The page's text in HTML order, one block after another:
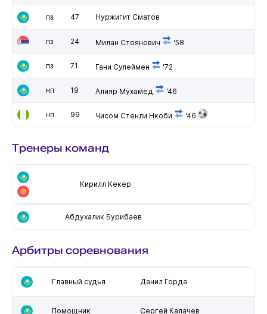
пз 47 Нуржигит Сматов
пз 24 Милан Стоянович '58
пз 71 Гани Сулеймен '72
нп 19 Алияр Мухамед '46
нп 99 Чисом Стенли Нкоби '46
Тренеры команд
Кирилл Кекер
Абдухалик Бурибаев
Арбитры соревнования
Главный судья Данил Горда
Помощник Сергей Калачев